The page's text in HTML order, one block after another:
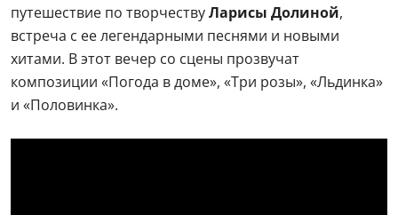
путешествие по творчествуЛарисы Долиной,
встреча с ее легендарными песнями и новыми
хитами. В этот вечер со сцены прозвучат
композиции «Погода в доме», «Три розы», «Льдинка»
и «Половинка».